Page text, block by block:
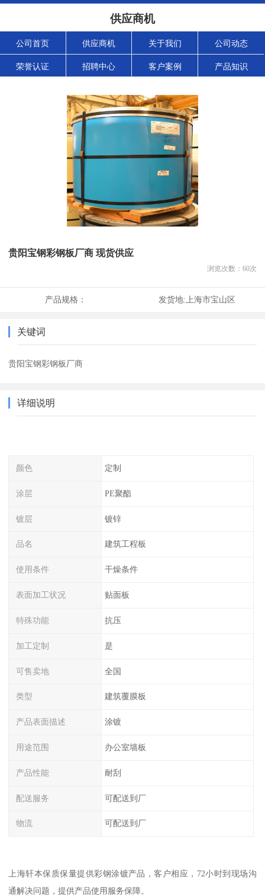
供应商机
公司首页 供应商机 关于我们 公司动态
荣誉认证 招聘中心 客户案例 产品知识
贵阳宝钢彩钢板厂商 现货供应
浏览次数： 60次
产品规格： 发货地: 上海市宝山区
关键词
贵阳宝钢彩钢板厂商
详细说明
颜色 定制
涂层 PE聚酯
镀层 镀锌
品名 建筑工程板
使用条件 干燥条件
表面加工状况 贴面板
特殊功能 抗压
加工定制 是
可售卖地 全国
类型 建筑覆膜板
产品表面描述 涂镀
用途范围 办公室墙板
产品性能 耐刮
配送服务 可配送到厂
物流 可配送到厂
上海轩本保质保量提供彩钢涂镀产品，客户相应，72小时到现场沟
通解决问题，提供产品使用服务保障。